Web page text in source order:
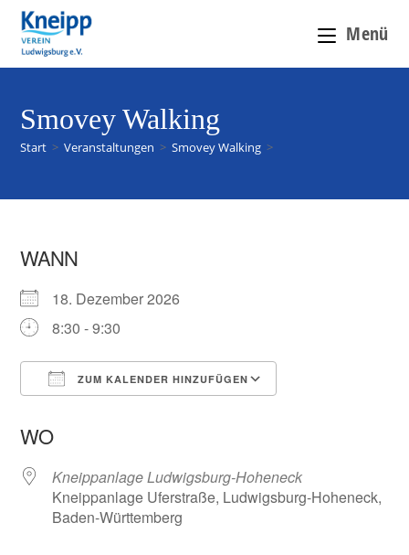
Menü
Smovey Walking
Start > Veranstaltungen > Smovey Walking >
WANN
18. Dezember 2026
8:30 - 9:30
ZUM KALENDER HINZUFÜGEN
WO
Kneippanlage Ludwigsburg-Hoheneck
Kneippanlage Uferstraße, Ludwigsburg-Hoheneck,
Baden-Württemberg